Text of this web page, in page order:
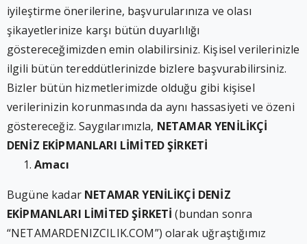
iyileştirme önerilerine, başvurularınıza ve olası
şikayetlerinize karşı bütün duyarlılığı
göstereceğimizden emin olabilirsiniz. Kişisel verilerinizle
ilgili bütün tereddütlerinizde bizlere başvurabilirsiniz.
Bizler bütün hizmetlerimizde olduğu gibi kişisel
verilerinizin korunmasında da aynı hassasiyeti ve özeni
göstereceğiz. Saygılarımızla, NETAMAR YENİLİKÇİ
DENİZ EKİPMANLARI LİMİTED ŞİRKETİ
Amacı
Bugüne kadar NETAMAR YENİLİKÇİ DENİZ
EKİPMANLARI LİMİTED ŞİRKETİ(bundan sonra
“NETAMARDENIZCILIK.COM”) olarak uğraştığımız